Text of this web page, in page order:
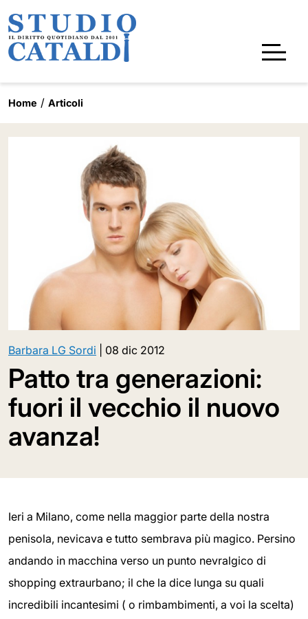
Home Articoli
Barbara LG Sordi 08 dic 2012
Patto tra generazioni:
fuori il vecchio il nuovo
avanza!
Ieri a Milano, come nella maggior parte della nostra
penisola, nevicava e tutto sembrava più magico. Persino
andando in macchina verso un punto nevralgico di
shopping extraurbano; il che la dice lunga su quali
incredibili incantesimi ( o rimbambimenti, a voi la scelta)